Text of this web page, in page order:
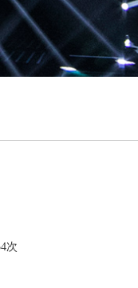
次